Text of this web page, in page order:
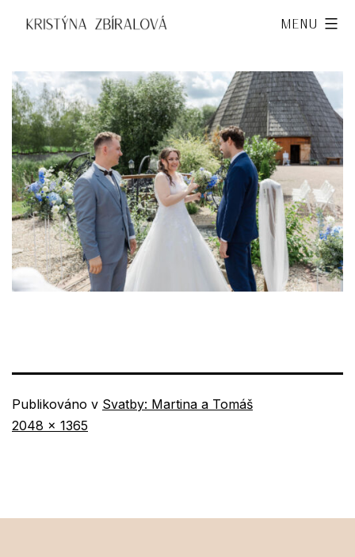
obsahu
Kristýna
Menu
Publikováno v Svatby: Martina a Tomáš
Původní
2048 × 1365